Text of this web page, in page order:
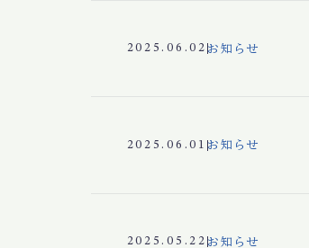
2025.06.02 お知らせ
2025.06.01 お知らせ
2025.05.22 お知らせ